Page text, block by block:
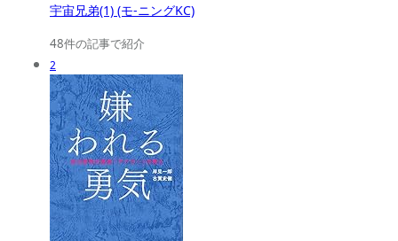
宇宙兄弟(1) (モ-ニングKC)
48件の記事で紹介
2